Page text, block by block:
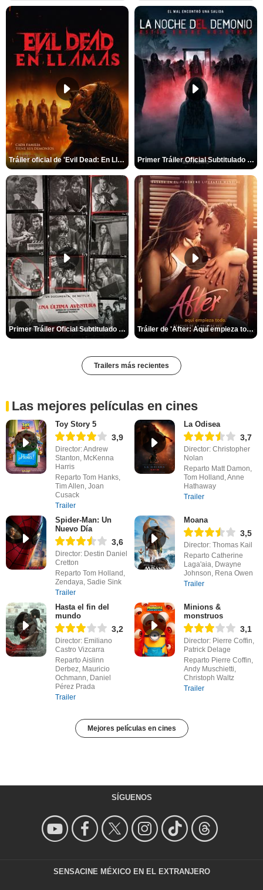
Tráiler oficial de 'Evil Dead: En Llamas' Primer Tráiler Oficial Subtitulado de 'La Noche Del Demonio: Están Entre Nosotros'
Primer Tráiler Oficial Subtitulado de 'Una última aventura: Detrás de cámaras de Stranger Things 5' Tráiler de 'After: Aquí empieza todo'
Trailers más recientes
Las mejores películas en cines
Toy Story 5
3,9
Director: Andrew
Stanton, McKenna
Harris
Reparto Tom Hanks,
Tim Allen, Joan
Cusack
Trailer
La Odisea
3,7
Director: Christopher
Nolan
Reparto Matt Damon,
Tom Holland, Anne
Hathaway
Trailer
Spider-Man: Un
Nuevo Día
3,6
Director: Destin Daniel
Cretton
Reparto Tom Holland,
Zendaya, Sadie Sink
Trailer
Moana
3,5
Director: Thomas Kail
Reparto Catherine
Laga'aia, Dwayne
Johnson, Rena Owen
Trailer
Hasta el fin del
mundo
3,2
Director: Emiliano
Castro Vizcarra
Reparto Aislinn
Derbez, Mauricio
Ochmann, Daniel
Pérez Prada
Trailer
Minions &
monstruos
3,1
Director: Pierre Coffin,
Patrick Delage
Reparto Pierre Coffin,
Andy Muschietti,
Christoph Waltz
Trailer
Mejores películas en cines
SÍGUENOS
SENSACINE MÉXICO EN EL EXTRANJERO